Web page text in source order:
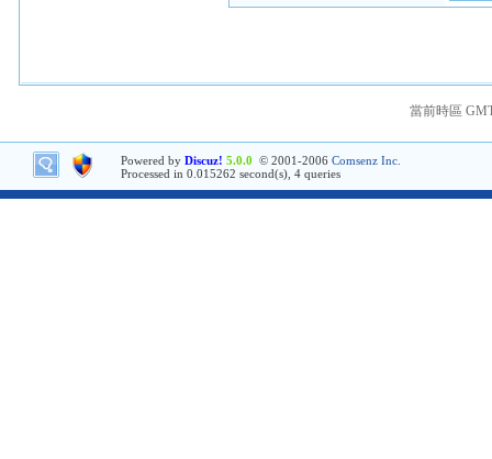
當前時區
Powered by Discuz! 5.0.0 © 2001-2006 Comsenz Inc.
Processed in 0.015262 second(s), 4 queries